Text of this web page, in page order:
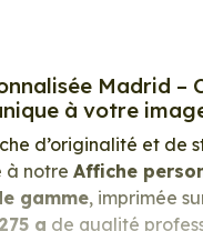
Madrid –
à votre
d’originalité et de
à notre Affiche
gamme, imprimée
g de qualité